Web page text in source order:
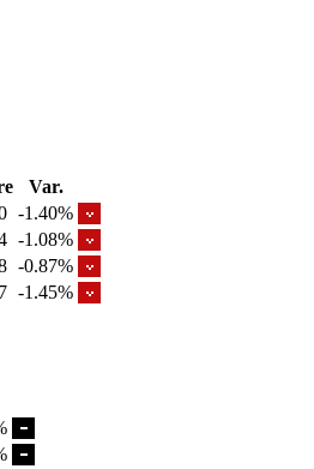
Var.
-1.40%
-1.08%
-0.87%
-1.45%